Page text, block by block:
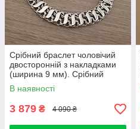
Срібний браслет чоловічий
двосторонній з накладками
(ширина 9 мм). Срібний
браслет широкий на руку. 19
см
В наявності
3 879 ₴ 4 090 ₴